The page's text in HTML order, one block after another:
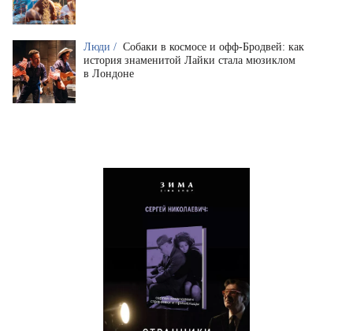
Люди / Собаки в космосе и офф-Бродвей: как
история знаменитой Лайки стала мюзиклом
в Лондоне